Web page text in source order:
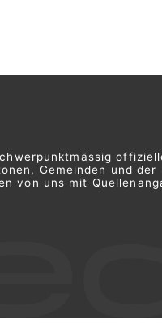
Gemeinden und der
von uns mit